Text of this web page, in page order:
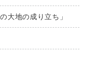
大地の成り立ち」